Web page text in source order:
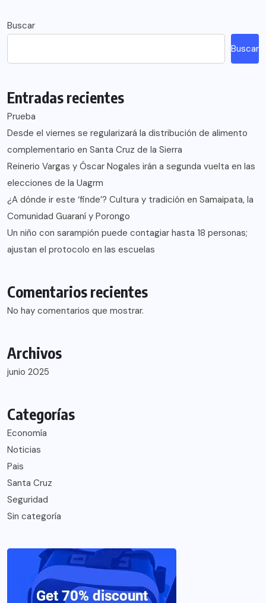
Buscar
Buscar
Entradas recientes
Prueba
Desde el viernes se regularizará la distribución de alimento
complementario en Santa Cruz de la Sierra
Reinerio Vargas y Óscar Nogales irán a segunda vuelta en las
elecciones de la Uagrm
¿A dónde ir este ‘finde’? Cultura y tradición en Samaipata, la
Comunidad Guaraní y Porongo
Un niño con sarampión puede contagiar hasta 18 personas;
ajustan el protocolo en las escuelas
Comentarios recientes
No hay comentarios que mostrar.
Archivos
junio 2025
Categorías
Economía
Noticias
Pais
Santa Cruz
Seguridad
Sin categoría